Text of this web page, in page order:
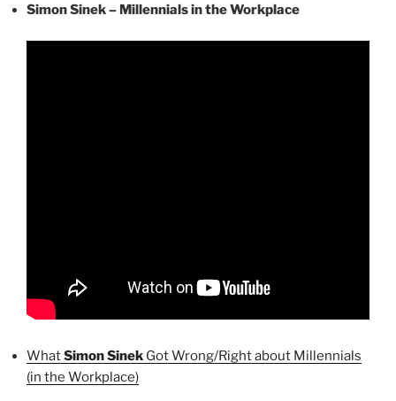
Simon Sinek – Millennials in the Workplace
WhatSimon Sinek Got Wrong/Right about Millennials
(in the Workplace)